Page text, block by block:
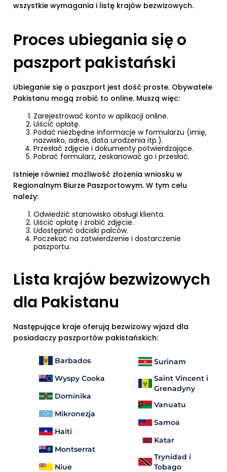
wszystkie wymagania i listę krajów bezwizowych.
Proces ubiegania się o
paszport pakistański
Ubieganie się o paszport jest dość proste. Obywatele
Pakistanu mogą zrobić to online. Muszą więc:
Zarejestrować konto w aplikacji online.
Uiścić opłatę.
Podać niezbędne informacje w formularzu (imię,
nazwisko, adres, data urodzenia itp.).
Przesłać zdjęcie i dokumenty potwierdzające.
Pobrać formularz, zeskanować go i przesłać.
Istnieje również możliwość złożenia wniosku w
Regionalnym Biurze Paszportowym. W tym celu
należy:
Odwiedzić stanowisko obsługi klienta.
Uiścić opłatę i zrobić zdjęcie.
Udostępnić odciski palców.
Poczekać na zatwierdzenie i dostarczenie
paszportu.
Lista krajów bezwizowych
dla Pakistanu
Następujące kraje oferują bezwizowy wjazd dla
posiadaczy paszportów pakistańskich:
Barbados
Wyspy Cooka
Dominika
Mikronezja
Haiti
Montserrat
Niue
Surinam
Saint Vincent i
Grenadyny
Vanuatu
Samoa
Katar
Trynidad i
Tobago